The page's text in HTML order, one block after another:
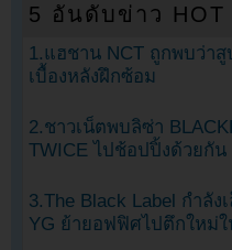
5 อันดับข่าว HOT
1.แฮชาน NCT ถูกพบว่า
เบื้องหลังฝึกซ้อม
2.ชาวเน็ตพบลิซ่า
TWICE ไปช้อปปิ้งด้วยกัน
3.The Black Label กำลัง
YG ย้ายอฟฟิศไปตึกใหม่